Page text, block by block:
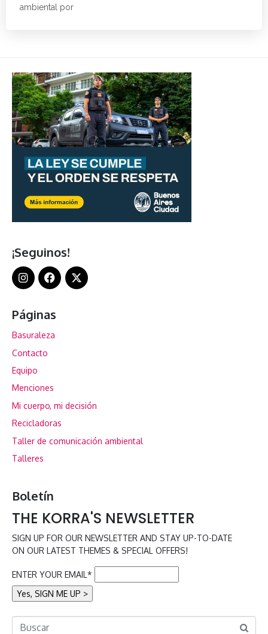
ambiental por
¡Seguinos!
Páginas
Basuraleza
Contacto
Equipo
Menciones
Mi cuerpo, mi decisión
Recicladoras
Taller de comunicación ambiental
Talleres
Boletín
THE KORRA'S NEWSLETTER
SIGN UP FOR OUR NEWSLETTER AND STAY UP-TO-DATE
ON OUR LATEST THEMES & SPECIAL OFFERS!
ENTER YOUR EMAIL*